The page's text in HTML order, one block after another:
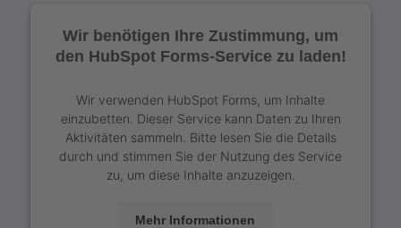
Wir benötigen Ihre Zustimmung, um
den HubSpot Forms-Service zu laden!
Wir verwenden HubSpot Forms, um Inhalte
einzubetten. Dieser Service kann Daten zu Ihren
Aktivitäten sammeln. Bitte lesen Sie die Details
durch und stimmen Sie der Nutzung des Service
zu, um diese Inhalte anzuzeigen.
Mehr Informationen